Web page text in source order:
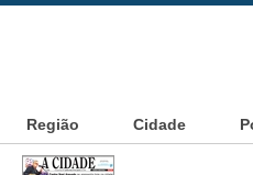
Região Cidade